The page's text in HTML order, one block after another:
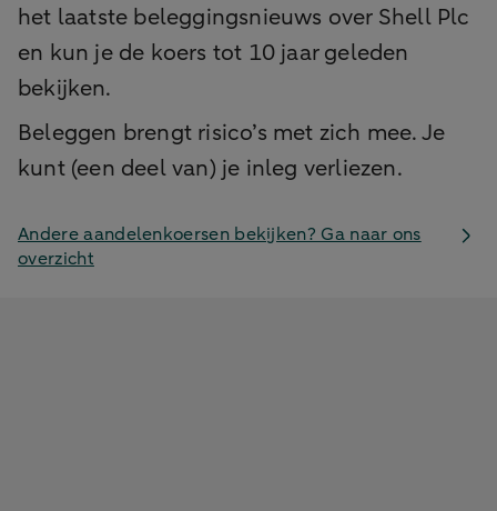
het laatste beleggingsnieuws over Shell Plc
en kun je de koers tot 10 jaar geleden
bekijken.
Beleggen brengt risico’s met zich mee. Je
kunt (een deel van) je inleg verliezen.
Andere aandelenkoersen bekijken? Ga naar ons
overzicht